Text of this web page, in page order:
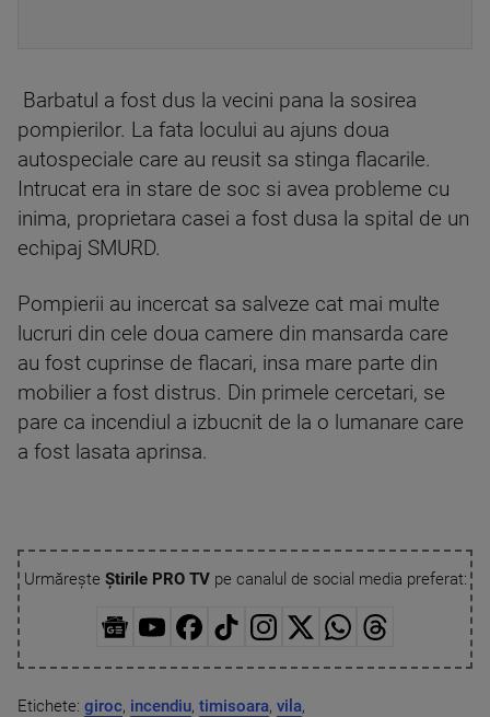
Barbatul a fost dus la vecini pana la sosirea
pompierilor. La fata locului au ajuns doua
autospeciale care au reusit sa stinga flacarile.
Intrucat era in stare de soc si avea probleme cu
inima, proprietara casei a fost dusa la spital de un
echipaj SMURD.
Pompierii au incercat sa salveze cat mai multe
lucruri din cele doua camere din mansarda care
au fost cuprinse de flacari, insa mare parte din
mobilier a fost distrus. Din primele cercetari, se
pare ca incendiul a izbucnit de la o lumanare care
a fost lasata aprinsa.
Urmărește Știrile PRO TVpe canalul de social media preferat:
Etichete: giroc, incendiu, timisoara, vila,